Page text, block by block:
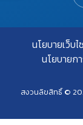
นโยบายเว็บไ
นโยบายก
สงวนลิขสิทธิ์ ©